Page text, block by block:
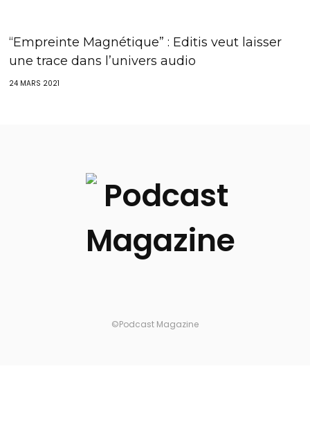
“Empreinte Magnétique” : Editis veut laisser
une trace dans l’univers audio
24 MARS 2021
©Podcast Magazine